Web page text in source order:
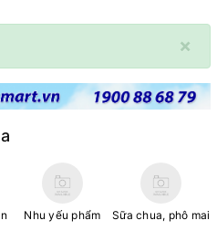
×
Nhu yếu phẩm Sữa chua, phô mai